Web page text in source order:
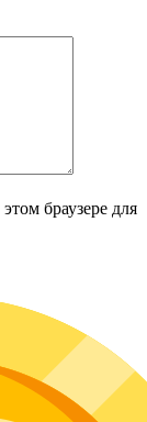
браузере для